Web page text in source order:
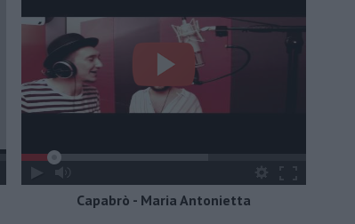
Capabrò - Maria Antonietta